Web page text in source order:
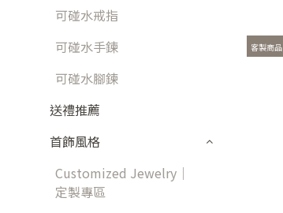
可碰水戒指
可碰水手鍊
可碰水腳鍊
送禮推薦
首飾風格
Customized Jewelry｜
定製專區
客製商品